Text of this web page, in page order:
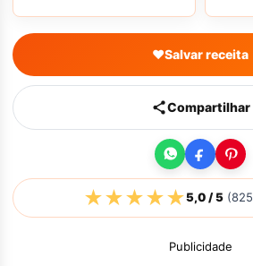
♥Salvar receita
Compartilhar
★★★★★5,0/ 5(825
Publicidade